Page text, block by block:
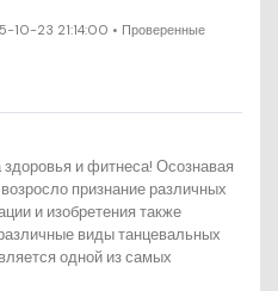
10-23 21:14:00 • Проверенные
и фитнеса! Осознавая
признание различных
и изобретения также
виды танцевальных
одной из самых